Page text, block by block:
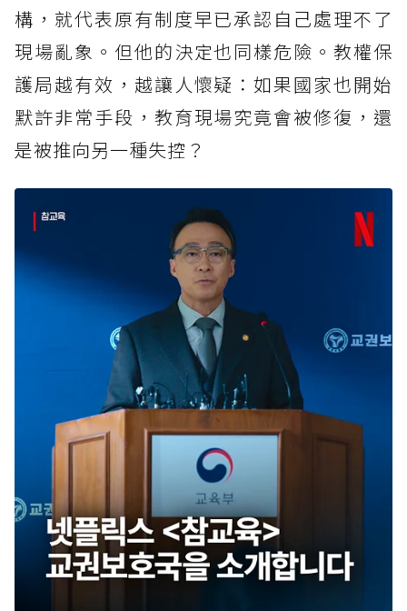
構，就代表原有制度早已承認自己處理不了
現場亂象。但他的決定也同樣危險。教權保
護局越有效，越讓人懷疑：如果國家也開始
默許非常手段，教育現場究竟會被修復，還
是被推向另一種失控？